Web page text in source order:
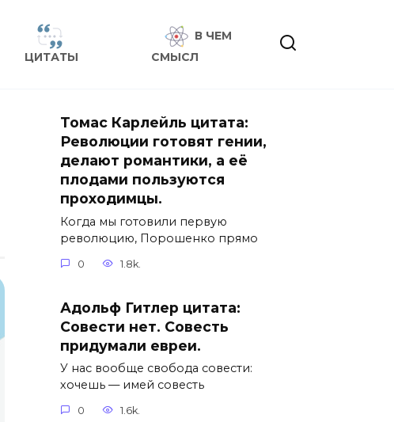
ЦИТАТЫ
В ЧЕМ
СМЫСЛ
Томас Карлейль цитата:
Революции готовят гении,
делают романтики, а её
плодами пользуются
проходимцы.
Когда мы готовили первую
революцию, Порошенко прямо
0 1.8k.
Адольф Гитлер цитата:
Совести нет. Совесть
придумали евреи.
У нас вообще свобода совести:
хочешь — имей совесть
0 1.6k.